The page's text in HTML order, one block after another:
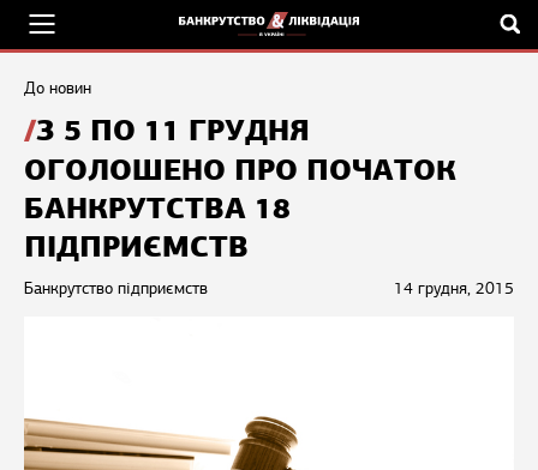
До новин
З 5 ПО 11 ГРУДНЯ
ОГОЛОШЕНО ПРО ПОЧАТОК
БАНКРУТСТВА 18
ПІДПРИЄМСТВ
14 грудня, 2015
Банкрутство підприємств